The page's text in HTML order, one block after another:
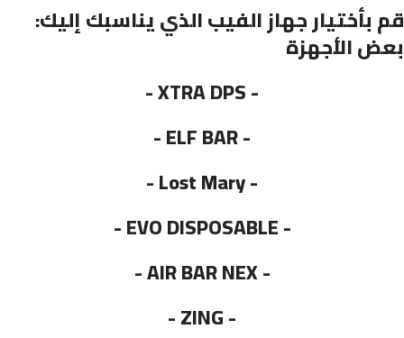
:قم بأختيار جهاز الفيب الذي يناسبك إليك
بعض الأجهزة
- XTRA DPS -
- ELF BAR -
- Lost Mary -
- EVO DISPOSABLE -
- AIR BAR NEX -
- ZING -